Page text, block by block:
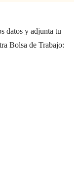
datos y adjunta tu
Bolsa de Trabajo: